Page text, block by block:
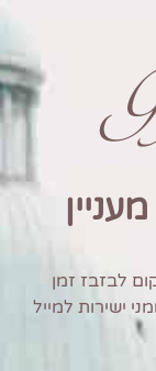
לבזבז זמן
ישירות למייל